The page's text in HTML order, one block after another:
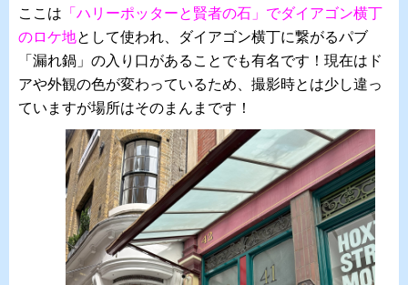
ここは 「ハリーポッターと賢者の石」でダイアゴン横丁
のロケ地として使われ、ダイアゴン横丁に繋がるパブ
「漏れ鍋」の入り口があることでも有名です！現在はド
アや外観の色が変わっているため、撮影時とは少し違っ
ていますが場所はそのまんまです！